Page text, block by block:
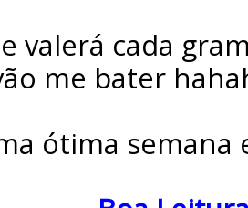
valerá cada
me bater
ótima semana